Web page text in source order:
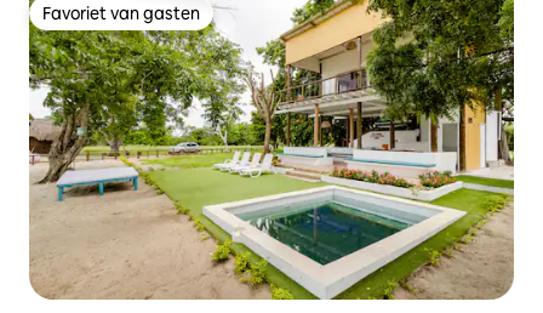
Favoriet van gasten
Favoriet van gasten